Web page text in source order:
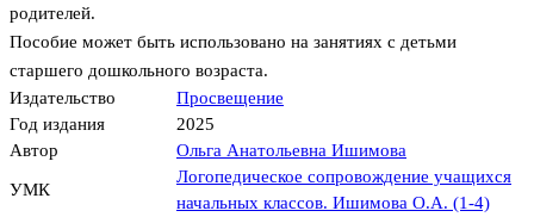
родителей.
Пособие может быть использовано на занятиях с детьми
старшего дошкольного возраста.
Издательство
Просвещение
Год издания
2025
Автор
Ольга Анатольевна Ишимова
УМК
Логопедическое сопровождение учащихся
начальных классов. Ишимова О.А. (1-4)